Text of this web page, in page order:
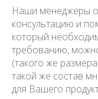
Наши менеджеры
консультацию и
который
требованию,
(такого же
такой же состав
для Вашего